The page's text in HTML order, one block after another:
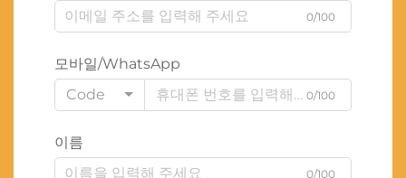
0/100
모바일/WhatsApp
Code
0/100
이름
0/100